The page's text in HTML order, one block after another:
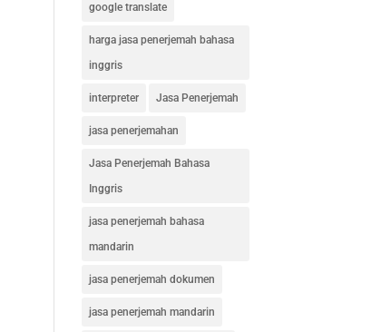
google translate
harga jasa penerjemah bahasa
inggris
interpreter Jasa Penerjemah
jasa penerjemahan
Jasa Penerjemah Bahasa
Inggris
jasa penerjemah bahasa
mandarin
jasa penerjemah dokumen
jasa penerjemah mandarin